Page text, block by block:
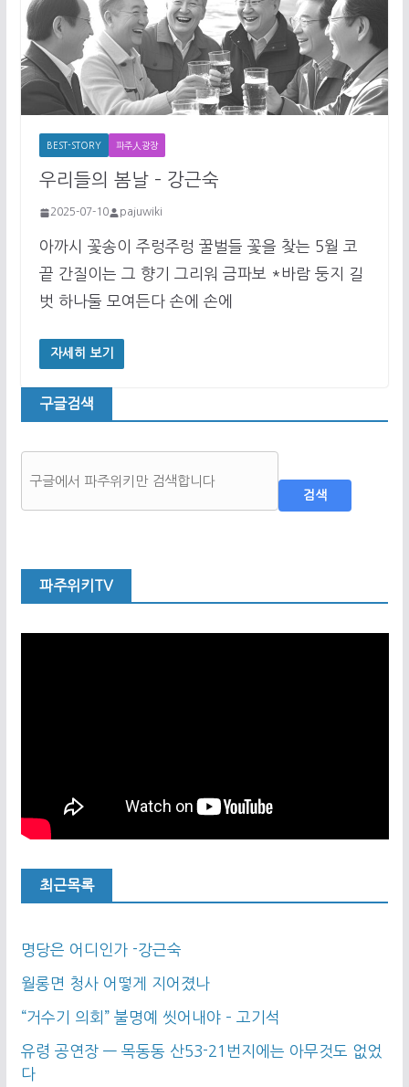
BEST-STORY 파주人광장
우리들의 봄날 – 강근숙
2025-07-10 pajuwiki
아까시 꽃송이 주렁주렁 꿀벌들 꽃을 찾는 5월 코
끝 간질이는 그 향기 그리워 금파보 *바람 둥지 길
벗 하나둘 모여든다 손에 손에
자세히 보기
구글검색
검색
파주위키TV
최근목록
명당은 어디인가 -강근숙
월롱면 청사 어떻게 지어졌나
“거수기 의회” 불명예 씻어내야 – 고기석
유령 공연장 — 목동동 산53-21번지에는 아무것도 없었
다